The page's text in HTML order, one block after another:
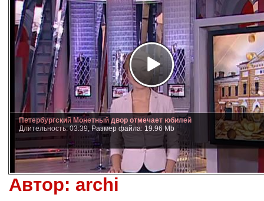
Петербургский Монетный двор отмечает юбилей
Длительность: 03:39, Размер файла: 19.96 Mb
Автор: archi